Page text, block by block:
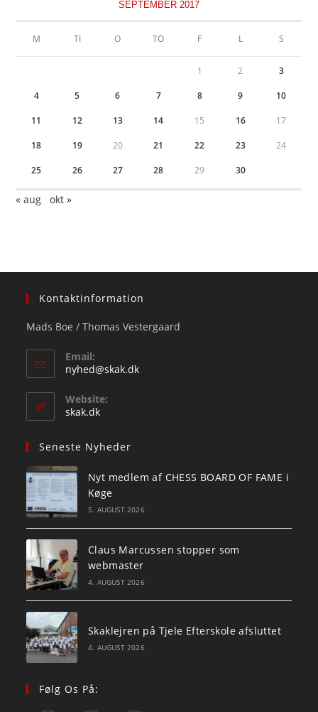
SEPTEMBER 2017
M TI O TO F L S
1 2 3
4 5 6 7 8 9 10
11 12 13 14 15 16 17
18 19 20 21 22 23 24
25 26 27 28 29 30
« aug okt »
Kontaktinformation
Mads Boe / Thomas Vestergaard
Email:
nyhed@skak.dkOpens
Website:
skak.dk
Seneste Nyheder
Nyt medlem af CHESS BOARD OF FAME i
Køge
5. AUGUST 2026
Claus Marcussen stopper som
webmaster
4. AUGUST 2026
Skaklejren på Tjele Efterskole afsluttet
4. AUGUST 2026
Følg Os På: